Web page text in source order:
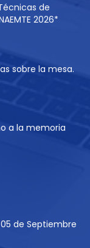
de
2026*
sobre la mesa.
a la memoria
de Septiembre